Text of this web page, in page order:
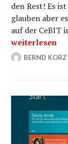
den Rest! Es
glauben aber
auf der CeBIT
hoTodi.tv auf
weiterlesen
BERND KORZ